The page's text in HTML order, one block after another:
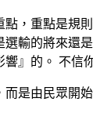
重點是規則
輸的將來還
』的。 不信
由民眾開始